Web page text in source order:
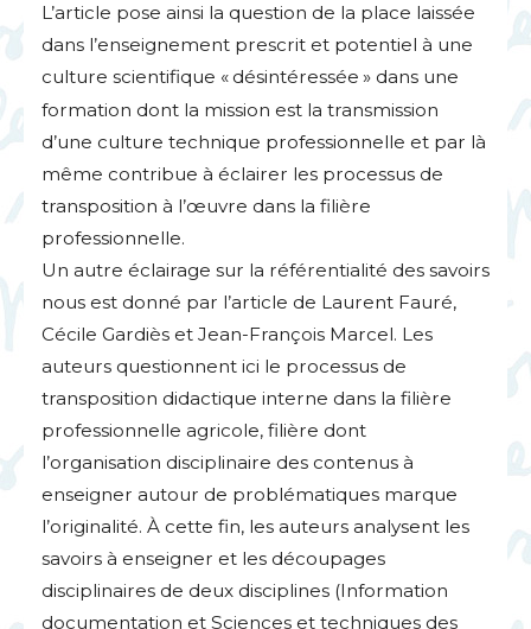
L’article pose ainsi la question de la place laissée
dans l’enseignement prescrit et potentiel à une
culture scientifique « désintéressée » dans une
formation dont la mission est la transmission
d’une culture technique professionnelle et par là
même contribue à éclairer les processus de
transposition à l’œuvre dans la filière
professionnelle.
Un autre éclairage sur la référentialité des savoirs
nous est donné par l’article de Laurent Fauré,
Cécile Gardiès et Jean-François Marcel. Les
auteurs questionnent ici le processus de
transposition didactique interne dans la filière
professionnelle agricole, filière dont
l’organisation disciplinaire des contenus à
enseigner autour de problématiques marque
l’originalité. À cette fin, les auteurs analysent les
savoirs à enseigner et les découpages
disciplinaires de deux disciplines (Information
documentation et Sciences et techniques des